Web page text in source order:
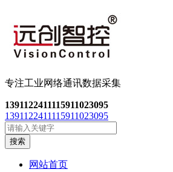
专注工业网络通讯数据采集
1391122411115911023095
1391122411115911023095
搜索
网站首页